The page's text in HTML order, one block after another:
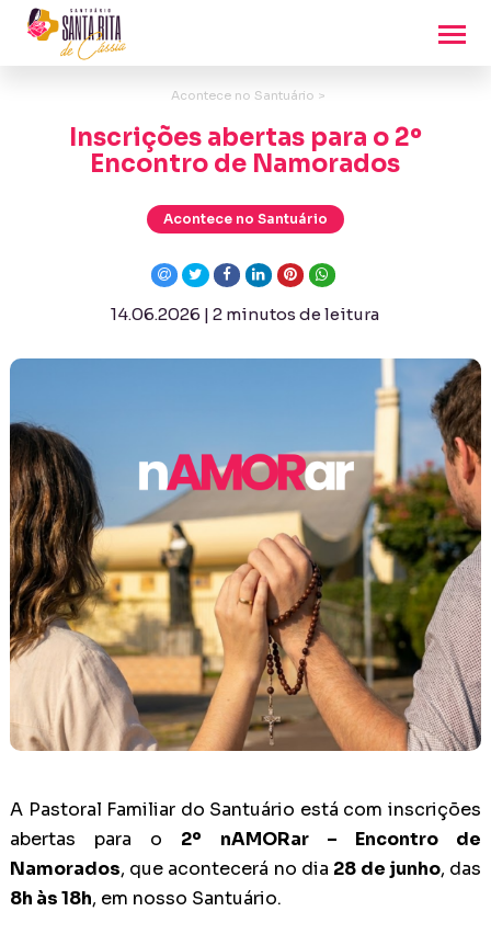
Acontece no Santuário >
Inscrições abertas para o 2º
Encontro de Namorados
Acontece no Santuário
14.06.2026 | 2 minutos de leitura
A Pastoral Familiar do Santuário está com inscrições
abertas para o 2º nAMORar – Encontro de
Namorados, que acontecerá no dia 28 de junho, das
8h às 18h, em nosso Santuário.